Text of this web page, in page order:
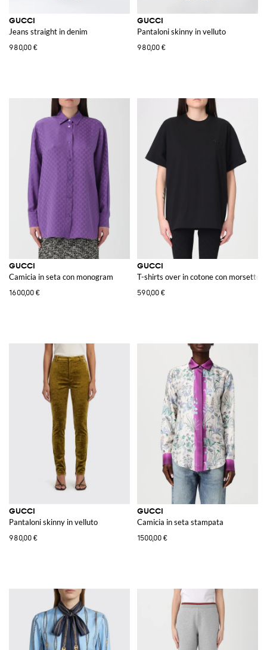
GUCCI
Jeans straight in denim
980,00 €
GUCCI
Pantaloni skinny in velluto
980,00 €
GUCCI
Camicia in seta con monogram
1600,00 €
GUCCI
T-shirts over in cotone con morsetto
590,00 €
GUCCI
Pantaloni skinny in velluto
980,00 €
GUCCI
Camicia in seta stampata
1500,00 €